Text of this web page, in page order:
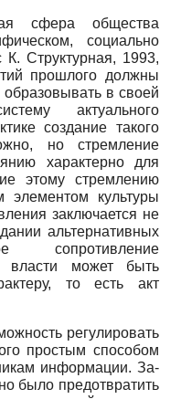
сфера общества
социально
К. Структурная, 1993,
прошлого должны
в своей
актуального
создание такого
но стремление
характерно для
этому стремлению
культуры
заключается не
альтернативных
сопротивление
власти может быть
то есть акт
регулировать
простым способом
информации. За­
было предотвратить